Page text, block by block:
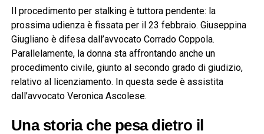
Il procedimento per stalking è tuttora pendente: la
prossima udienza è fissata per il 23 febbraio. Giuseppina
Giugliano è difesa dall’avvocato Corrado Coppola.
Parallelamente, la donna sta affrontando anche un
procedimento civile, giunto al secondo grado di giudizio,
relativo al licenziamento. In questa sede è assistita
dall’avvocato Veronica Ascolese.
Una storia che pesa dietro il